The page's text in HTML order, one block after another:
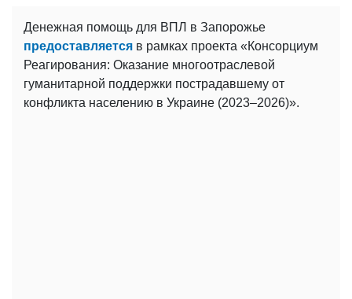
Денежная помощь для ВПЛ в Запорожье
предоставляется в рамках проекта «Консорциум
Реагирования: Оказание многоотраслевой
гуманитарной поддержки пострадавшему от
конфликта населению в Украине (2023–2026)».